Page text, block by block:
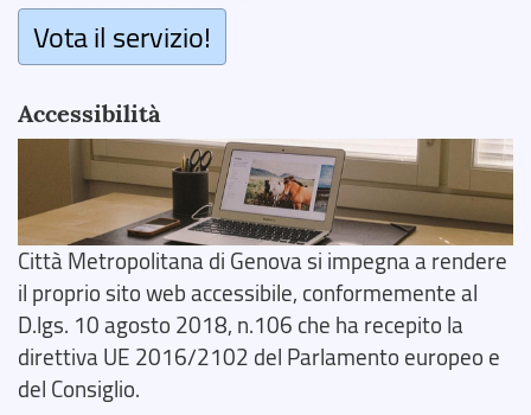
Vota il servizio!
Accessibilità
Città Metropolitana di Genova si impegna a rendere
il proprio sito web accessibile, conformemente al
D.lgs. 10 agosto 2018, n.106 che ha recepito la
direttiva UE 2016/2102 del Parlamento europeo e
del Consiglio.